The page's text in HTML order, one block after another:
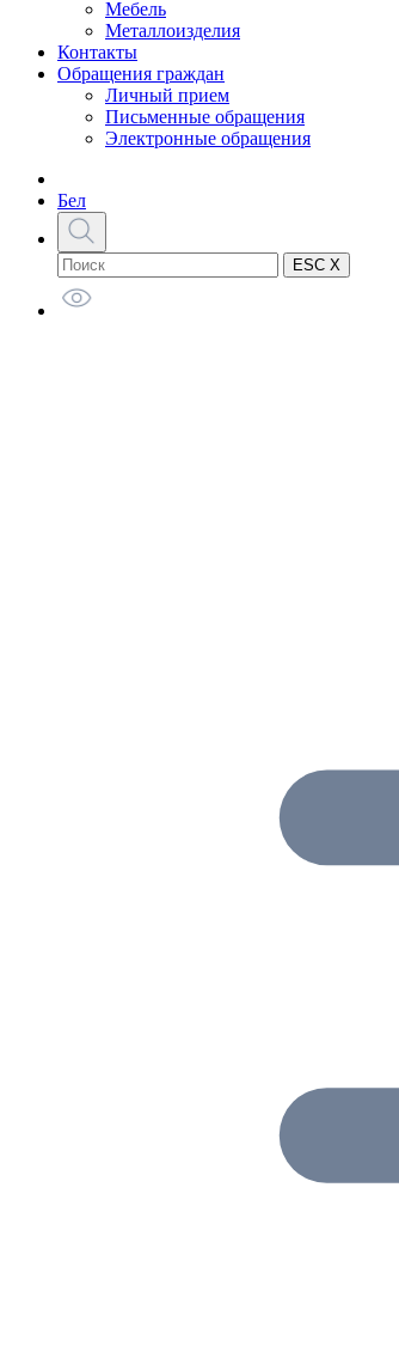
Мебель
Металлоизделия
Контакты
Обращения граждан
Личный прием
Письменные обращения
Электронные обращения
Бел
ESC X